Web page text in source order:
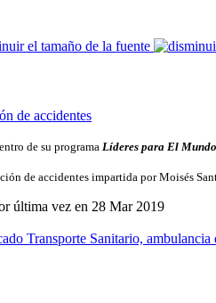
el tamaño de la fuente
de su programa Líderes para El Mundo
de accidentes impartida por Moisés
última vez en 28 Mar 2019
Transporte Sanitario, ambulancia